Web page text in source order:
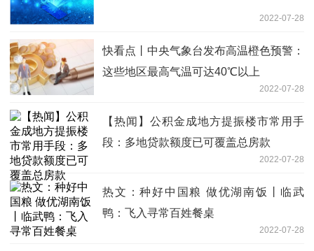
2022-07-28
快看点丨中央气象台发布高温橙色预警：
这些地区最高气温可达40℃以上
2022-07-28
【热闻】公积金成地方提振楼市常用手
段：多地贷款额度已可覆盖总房款
2022-07-28
热文：种好中国粮 做优湖南饭丨临武
鸭：飞入寻常百姓餐桌
2022-07-28